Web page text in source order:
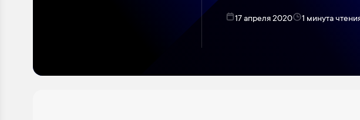
17 апреля 2020 1 минута